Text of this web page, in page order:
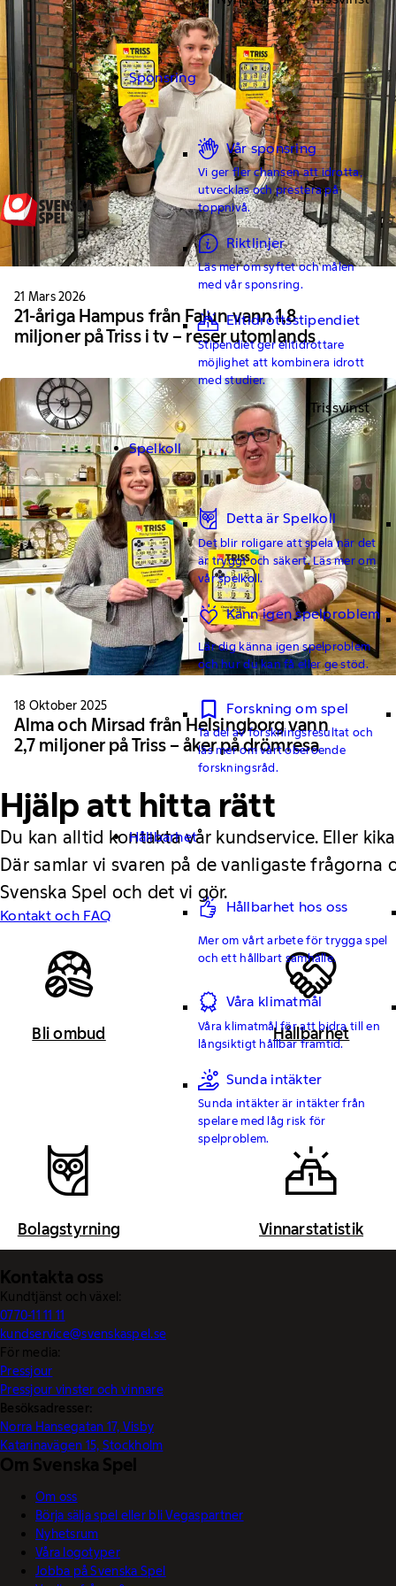
Sponsring
Vår sponsring
Vi ger fler chansen att idrotta,
utvecklas och prestera på
toppnivå.
Riktlinjer
Läs mer om syftet och målen
med vår sponsring.
Elitidrottsstipendiet
Stipendiet ger elitidrottare
möjlighet att kombinera idrott
med studier.
Spelkoll
Detta är Spelkoll
Det blir roligare att spela när det
är tryggt och säkert. Läs mer om
vår spelkoll.
Känn igen spelproblem
Lär dig känna igen spelproblem
och hur du kan få eller ge stöd.
Forskning om spel
Ta del av forskningsresultat och
läs mer om vårt oberoende
forskningsråd.
Hållbarhet
Hållbarhet hos oss
Mer om vårt arbete för trygga spel
och ett hållbart samhälle.
Våra klimatmål
Våra klimatmål för att bidra till en
långsiktigt hållbar framtid.
Sunda intäkter
Sunda intäkter är intäkter från
spelare med låg risk för
spelproblem.
21 Mars 2026
21-åriga Hampus från Falun vann 1,8
miljoner på Triss i tv – reser utomlands
Trissvinst
18 Oktober 2025
Alma och Mirsad från Helsingborg vann
2,7 miljoner på Triss – åker på drömresa
Hjälp att hitta rätt
Du kan alltid kontakta vår kundservice. Eller kika
Där samlar vi svaren på de vanligaste frågorna
Svenska Spel och det vi gör.
Kontakt och FAQ
Bli ombud Hållbarhet
Bolagstyrning Vinnarstatistik
Kontakta oss
Kundtjänst och växel:
0770-11 11 11
kundservice@svenskaspel.se
För media:
Pressjour
Pressjour vinster och vinnare
Besöksadresser:
Norra Hansegatan 17, Visby
Katarinavägen 15, Stockholm
Om Svenska Spel
Om oss
Börja sälja spel eller bli Vegaspartner
Nyhetsrum
Våra logotyper
Jobba på Svenska Spel